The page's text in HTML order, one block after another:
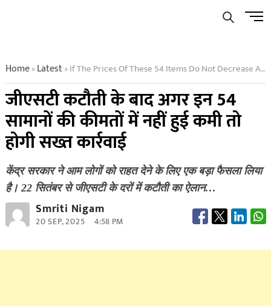
Menu
Home»Latest»If The Prices Of These 54 Items Do Not Decrease After The Gst Cut Strict Action Will Be Taken
जीएसटी कटौती के बाद अगर इन 54
सामानों की कीमतों में नहीं हुई कमी तो
होगी सख्त कार्रवाई
केंद्र सरकार ने आम लोगों को राहत देने के लिए एक बड़ा फैसला लिया
है। 22 सितंबर से जीएसटी के दरों में कटौती का ऐलान…
Smriti Nigam
20 SEP, 2025 4:58 PM